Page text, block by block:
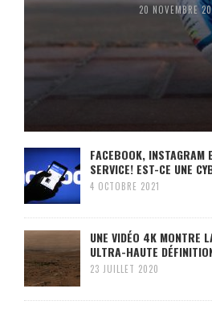
20 NOVEMBRE
FACEBOOK, INSTAGRAM
SERVICE! EST-CE UNE
4 OCTOBRE 2021
UNE VIDÉO 4K MONTRE
ULTRA-HAUTE
23 JUILLET 2020